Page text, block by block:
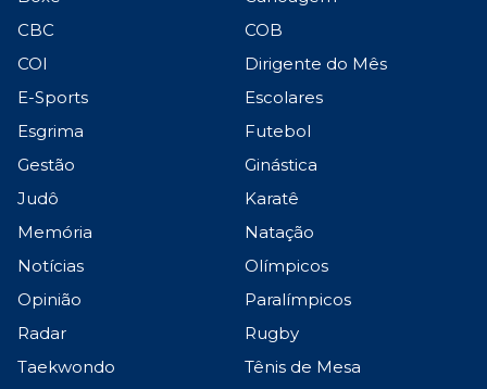
CBC
COB
COI
Dirigente do Mês
E-Sports
Escolares
Esgrima
Futebol
Gestão
Ginástica
Judô
Karatê
Memória
Natação
Notícias
Olímpicos
Opinião
Paralímpicos
Radar
Rugby
Taekwondo
Tênis de Mesa